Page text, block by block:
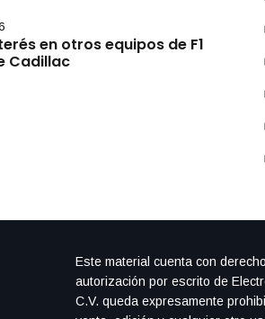
en otros equipos de F1
Cadillac
Este material cuenta con
autorización por escrito de
C.V. queda expresamente